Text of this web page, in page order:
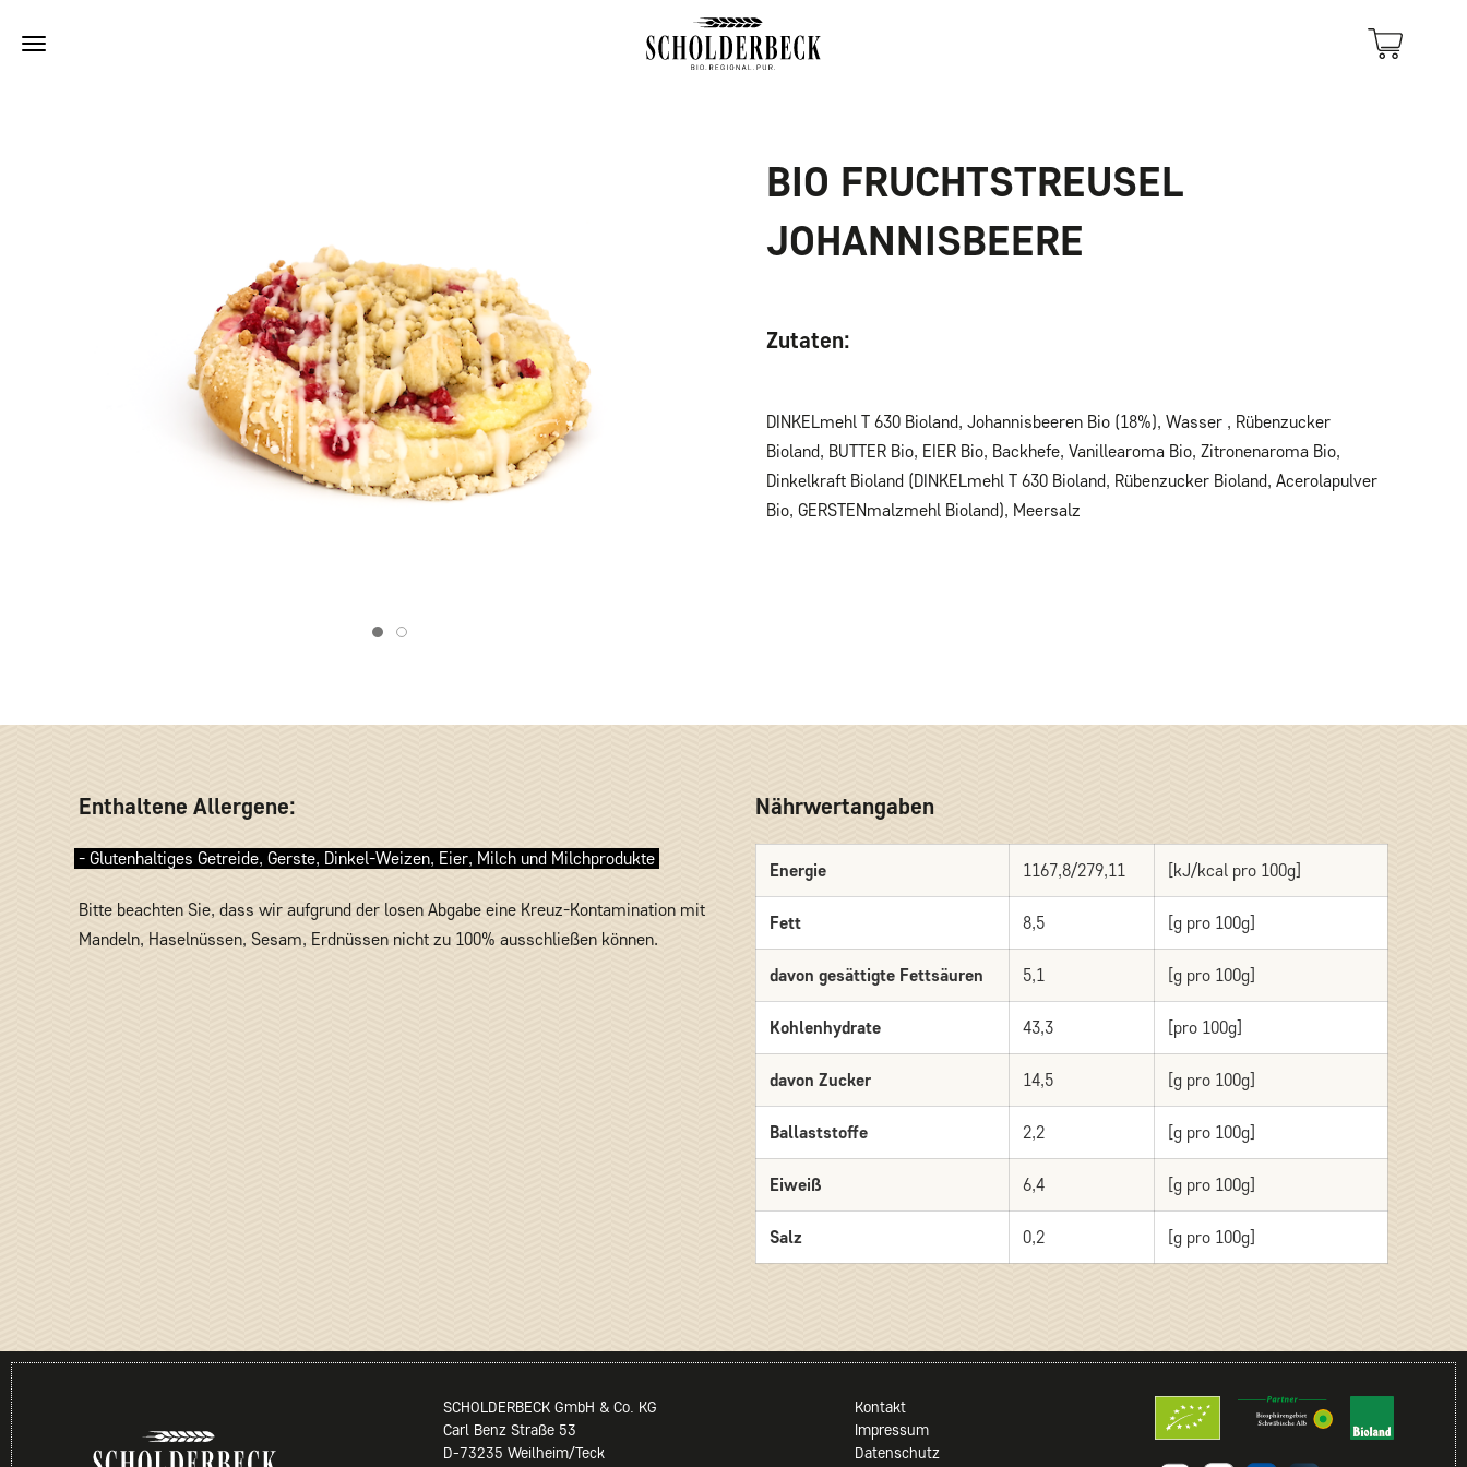
Item 1
BIO FRUCHTSTREUSEL
JOHANNISBEERE
Zutaten:
DINKELmehl T 630 Bioland, Johannisbeeren Bio (18%), Wasser , Rübenzucker
Bioland, BUTTER Bio, EIER Bio, Backhefe, Vanillearoma Bio, Zitronenaroma Bio,
Dinkelkraft Bioland (DINKELmehl T 630 Bioland, Rübenzucker Bioland, Acerolapulver
Bio, GERSTENmalzmehl Bioland), Meersalz
Enthaltene Allergene:
- Glutenhaltiges Getreide, Gerste, Dinkel-Weizen, Eier, Milch und Milchprodukte
Bitte beachten Sie, dass wir aufgrund der losen Abgabe eine Kreuz-Kontamination mit
Mandeln, Haselnüssen, Sesam, Erdnüssen nicht zu 100% ausschließen können.
Nährwertangaben
Energie 1167,8/279,11 [kJ/kcal pro 100g]
Fett 8,5 [g pro 100g]
davon gesättigte Fettsäuren 5,1 [g pro 100g]
Kohlenhydrate 43,3 [pro 100g]
davon Zucker 14,5 [g pro 100g]
Ballaststoffe 2,2 [g pro 100g]
Eiweiß 6,4 [g pro 100g]
Salz 0,2 [g pro 100g]
SCHOLDERBECK GmbH & Co. KG
Carl Benz Straße 53
D-73235 Weilheim/Teck
Kontakt
Impressum
Datenschutz